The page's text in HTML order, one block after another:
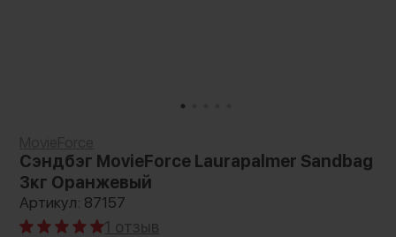
Сэндбэг MovieForce Laurapalmer Sandbag
3кг Оранжевый
Артикул: 87157
1 отзыв